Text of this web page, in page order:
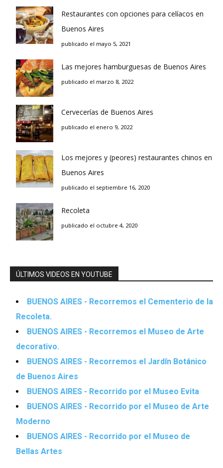
Restaurantes con opciones para celíacos en
Buenos Aires
publicado el mayo 5, 2021
Las mejores hamburguesas de Buenos Aires
publicado el marzo 8, 2022
Cervecerías de Buenos Aires
publicado el enero 9, 2022
Los mejores y (peores) restaurantes chinos en
Buenos Aires
publicado el septiembre 16, 2020
Recoleta
publicado el octubre 4, 2020
ÚLTIMOS VIDEOS EN YOUTUBE
BUENOS AIRES - Recorremos el Cementerio de la
Recoleta.
BUENOS AIRES - Recorremos el Museo de Arte
decorativo.
BUENOS AIRES - Recorremos el Jardín Botánico
de Buenos Aires
BUENOS AIRES - Recorrido por el Museo Evita
BUENOS AIRES - Recorrido por el Museo de Arte
Moderno
BUENOS AIRES - Recorrido por el Museo de
Bellas Artes